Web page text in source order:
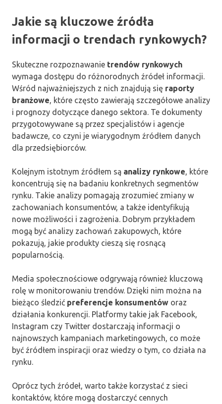
Jakie są kluczowe źródła
informacji o trendach rynkowych?
Skuteczne rozpoznawanie trendów rynkowych
wymaga dostępu do różnorodnych źródeł informacji.
Wśród najważniejszych z nich znajdują się raporty
branżowe, które często zawierają szczegółowe analizy
i prognozy dotyczące danego sektora. Te dokumenty
przygotowywane są przez specjalistów i agencje
badawcze, co czyni je wiarygodnym źródłem danych
dla przedsiębiorców.
Kolejnym istotnym źródłem są analizy rynkowe, które
koncentrują się na badaniu konkretnych segmentów
rynku. Takie analizy pomagają zrozumieć zmiany w
zachowaniach konsumentów, a także identyfikują
nowe możliwości i zagrożenia. Dobrym przykładem
mogą być analizy zachowań zakupowych, które
pokazują, jakie produkty cieszą się rosnącą
popularnością.
Media społecznościowe odgrywają również kluczową
rolę w monitorowaniu trendów. Dzięki nim można na
bieżąco śledzić preferencje konsumentów oraz
działania konkurencji. Platformy takie jak Facebook,
Instagram czy Twitter dostarczają informacji o
najnowszych kampaniach marketingowych, co może
być źródłem inspiracji oraz wiedzy o tym, co działa na
rynku.
Oprócz tych źródeł, warto także korzystać z sieci
kontaktów, które mogą dostarczyć cennych